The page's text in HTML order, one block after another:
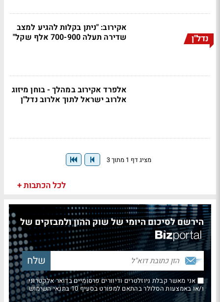
נדל"ן
אקירוב: "ניתן בקלות להגיע למצב
שדירה תעלה 700-900 אלף שקל"
אלפרד אקירוב במהלך - בוחן מיזוג
אלרוב ישראל לתוך אלרוב נדל"ן
מציג דף 1 מתוך 3
לכל הכתבות +
הירשם לסיכום היומי של שוק ההון ולמבזקים של
אני מאשר קבלת ניוזלטרים ודיוורים פרסומיים בדואר אלקטרוני
ו/או באמצעות הסלולר בהתאם למפורט בסעיף 10 בתנאי השימוש